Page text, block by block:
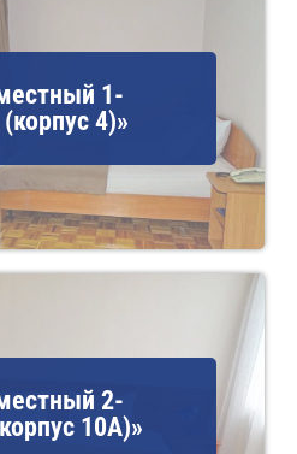
1-
4)»
2-
10А)»